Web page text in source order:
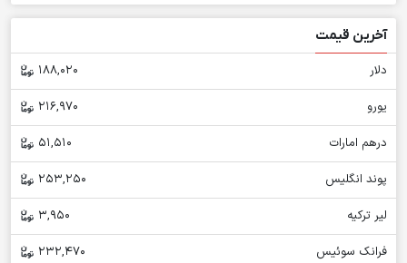
آخرین قیمت
دلار
188,020
یورو
216,970
درهم امارات
51,510
پوند انگلیس
253,250
لیر ترکیه
3,950
فرانک سوئیس
232,470